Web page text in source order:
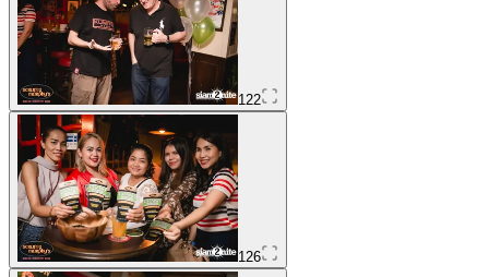
122
126